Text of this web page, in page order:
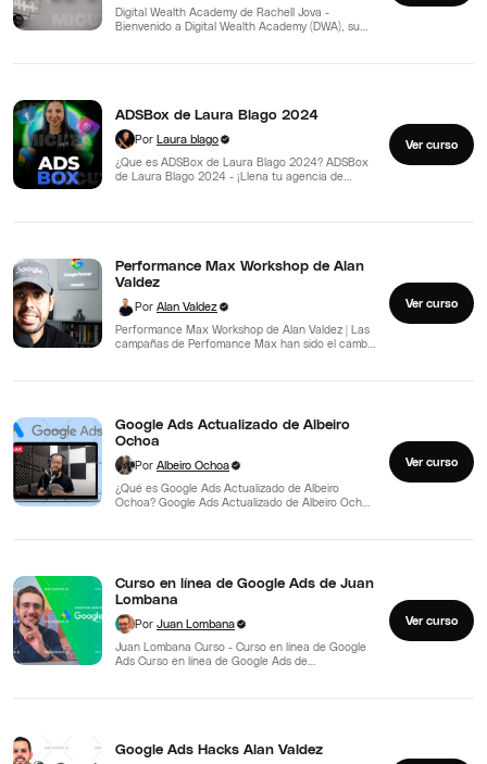
Digital Wealth Academy de Rachell Jova -
Bienvenido a Digital Wealth Academy (DWA), su
ADSBox de Laura Blago 2024
Por Laura blago
¿Que es ADSBox de Laura Blago 2024? ADSBox
de Laura Blago 2024 - ¡Llena tu agencia de…
Ver curso
Performance Max Workshop de Alan
Valdez
Por Alan Valdez
Performance Max Workshop de Alan Valdez | Las
campañas de Perfomance Max han sido el cambio
Ver curso
Google Ads Actualizado de Albeiro
Ochoa
Por Albeiro Ochoa
¿Qué es Google Ads Actualizado de Albeiro
Ochoa? Google Ads Actualizado de Albeiro Ochoa
Ver curso
Curso en línea de Google Ads de Juan
Lombana
Por Juan Lombana
Juan Lombana Curso - Curso en línea de Google
Ads Curso en línea de Google Ads de…
Ver curso
Google Ads Hacks Alan Valdez